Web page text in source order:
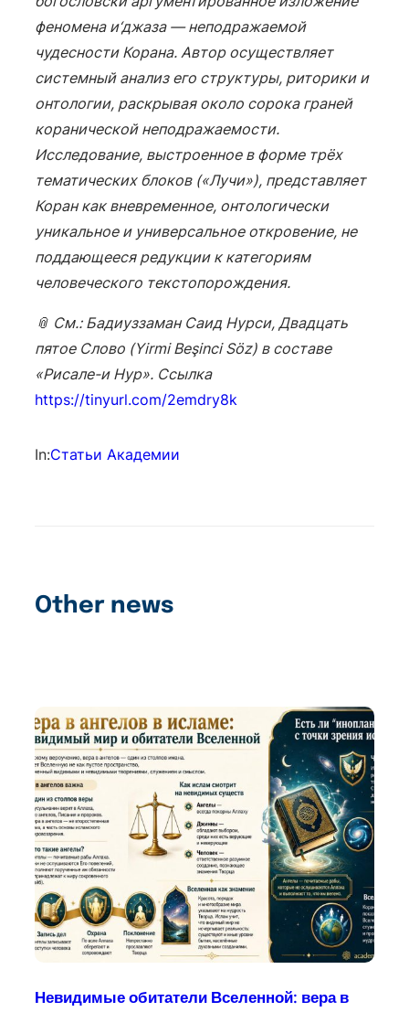
феномена и‘джаза — неподражаемой
чудесности Корана. Автор осуществляет
системный анализ его структуры, риторики и
онтологии, раскрывая около сорока граней
коранической неподражаемости.
Исследование, выстроенное в форме трёх
тематических блоков («Лучи»), представляет
Коран как вневременное, онтологически
уникальное и универсальное откровение, не
поддающееся редукции к категориям
человеческого текстопорождения.
📎 См.: Бадиуззаман Саид Нурси, Двадцать
пятое Слово (Yirmi Beşinci Söz) в составе
«Рисале-и Нур». Ссылка
https://tinyurl.com/2emdry8k
In:Статьи Академии
Other news
Невидимые обитатели Вселенной: вера в